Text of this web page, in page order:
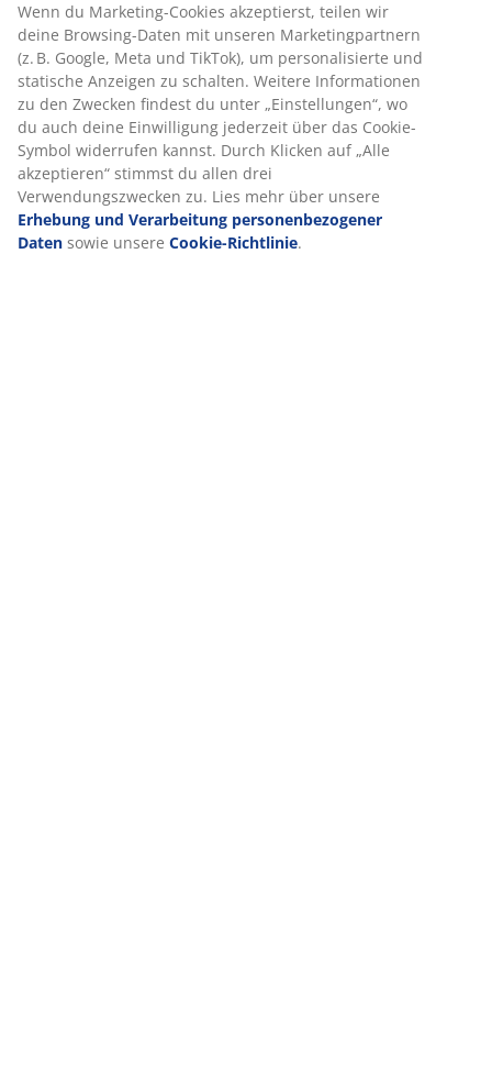
open
Wenn du Marketing-Cookies akzeptierst, teilen wir
deine Browsing-Daten mit unseren Marketingpartnern
(z. B. Google, Meta und TikTok), um personalisierte und
statische Anzeigen zu schalten. Weitere Informationen
zu den Zwecken findest du unter „Einstellungen“, wo
du auch deine Einwilligung jederzeit über das Cookie-
Symbol widerrufen kannst. Durch Klicken auf „Alle
akzeptieren“ stimmst du allen drei
Verwendungszwecken zu. Lies mehr über unsere
Erhebung und Verarbeitung personenbezogener
Daten sowie unsere Cookie-Richtlinie.